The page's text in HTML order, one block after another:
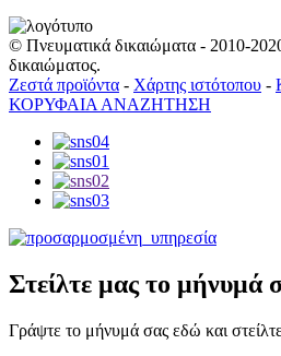
© Πνευματικά δικαιώματα - 2010-
δικαιώματος.
Ζεστά προϊόντα - Χάρτης ιστότοπου -
ΚΟΡΥΦΑΙΑ ΑΝΑΖΗΤΗΣΗ
Στείλτε μας το μήνυμά
Γράψτε το μήνυμά σας εδώ και